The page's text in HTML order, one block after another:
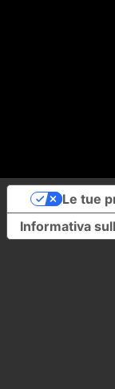
Informativa
Le tue